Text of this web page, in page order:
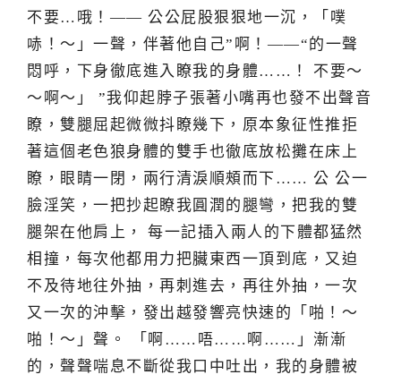
不要…哦！—— 公公屁股狠狠地一沉，「噗
哧！～」一聲，伴著他自己”啊！——“的一聲
悶呼，下身徹底進入瞭我的身體……！ 不要～
～啊～」 ”我仰起脖子張著小嘴再也發不出聲音
瞭，雙腿屈起微微抖瞭幾下，原本象征性推拒
著這個老色狼身體的雙手也徹底放松攤在床上
瞭，眼睛一閉，兩行清淚順頰而下…… 公 公一
臉淫笑，一把抄起瞭我圓潤的腿彎，把我的雙
腿架在他肩上， 每一記插入兩人的下體都猛然
相撞，每次他都用力把臟東西一頂到底，又迫
不及待地往外抽，再刺進去，再往外抽，一次
又一次的沖擊，發出越發響亮快速的「啪！～
啪！～」聲。 「啊……唔……啊……」漸漸
的，聲聲喘息不斷從我口中吐出，我的身體被